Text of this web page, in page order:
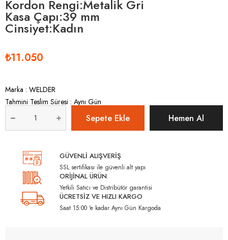
Kordon Rengi:Metalik Gri
Kasa Çapı:39 mm
Cinsiyet:Kadın
₺11.050
Marka : WELDER
Tahmini Teslim Süresi : Aynı Gün
GÜVENLİ ALIŞVERİŞ
SSL sertifikası ile güvenli alt yapı
ORİJİNAL ÜRÜN
Yetkili Satıcı ve Distribütör garantisi
ÜCRETSİZ VE HIZLI KARGO
Saat 15:00 'e kadar Aynı Gün Kargoda